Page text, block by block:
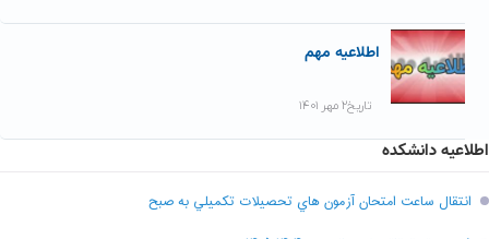
اطلاعیه مهم
تاریخ۲ مهر ۱۴۰۱
اطلاعیه دانشکده
انتقال ساعت امتحان آزمون هاي تحصيلات تکميلي به صبح